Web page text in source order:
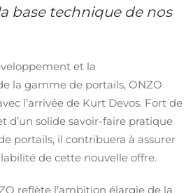
base technique de nos
et la
la gamme de portails, ONZO
l’arrivée de Kurt Devos. Fort de
d’un solide savoir-faire pratique
portails, il contribuera à assurer
de cette nouvelle offre.
reflète l’ambition élargie de la